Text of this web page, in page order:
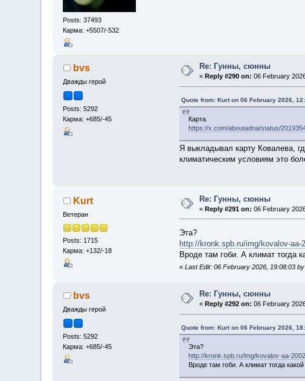
Posts: 37493
Карма: +5507/-532
bvs
Дважды герой
Posts: 5292
Карма: +685/-45
Re: Гунны, сюнны
« Reply #290 on: 06 February
Quote from: Kurt on 06 February 2026,
Карта
https://x.com/aboutadna/status/
Я выкладывал карту Ковалева,
климатическим условиям это
Kurt
Ветеран
Posts: 1715
Карма: +132/-18
Re: Гунны, сюнны
« Reply #291 on: 06 February
Эта?
http://kronk.spb.ru/img/kovalov-aa-
Вроде там гоби. А климат тогда
«Last Edit: 06 February 2026, 19:08:03
bvs
Дважды герой
Posts: 5292
Карма: +685/-45
Re: Гунны, сюнны
« Reply #292 on: 06 February
Quote from: Kurt on 06 February 2026,
Эта?
http://kronk.spb.ru/img/kovalov-aa-
Вроде там гоби. А климат тогда